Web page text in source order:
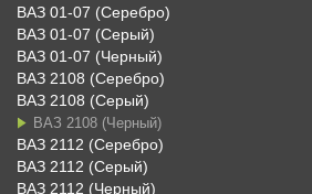
ВАЗ 01-07 (Серебро)
ВАЗ 01-07 (Серый)
ВАЗ 01-07 (Черный)
ВАЗ 2108 (Серебро)
ВАЗ 2108 (Серый)
ВАЗ 2108 (Черный)
ВАЗ 2112 (Серебро)
ВАЗ 2112 (Серый)
ВАЗ 2112 (Черный)